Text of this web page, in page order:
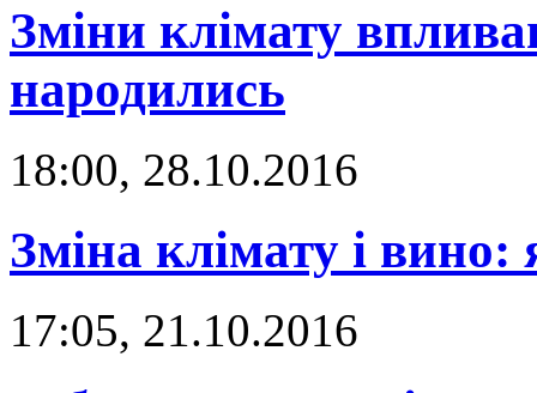
Зміни клімату
народились
18:00, 28.10.2016
Зміна клімату і вино:
17:05, 21.10.2016